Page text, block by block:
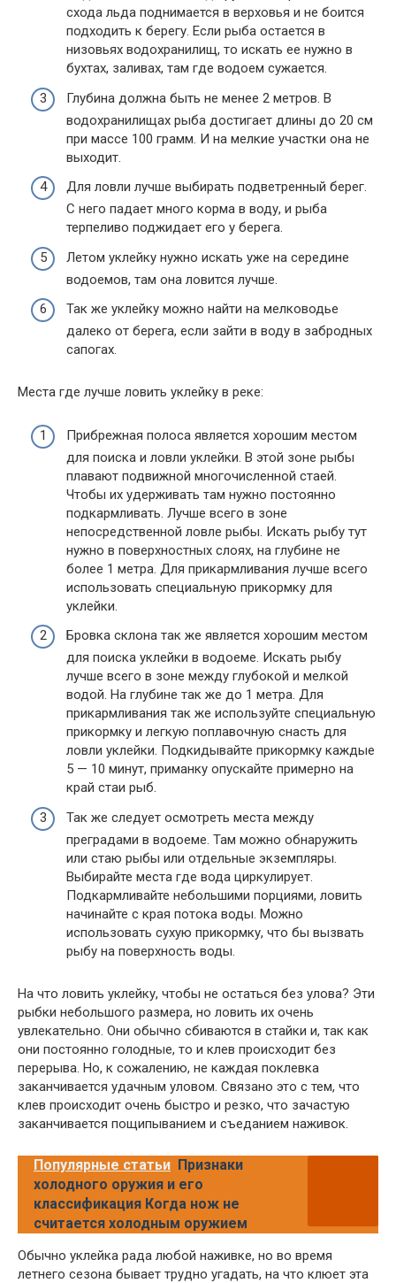
схода льда поднимается в верховья и не боится
подходить к берегу. Если рыба остается в
низовьях водохранилищ, то искать ее нужно в
бухтах, заливах, там где водоем сужается.
Глубина должна быть не менее 2 метров. В
водохранилищах рыба достигает длины до 20 см
при массе 100 грамм. И на мелкие участки она не
выходит.
Для ловли лучше выбирать подветренный берег.
С него падает много корма в воду, и рыба
терпеливо поджидает его у берега.
Летом уклейку нужно искать уже на середине
водоемов, там она ловится лучше.
Так же уклейку можно найти на мелководье
далеко от берега, если зайти в воду в забродных
сапогах.
Места где лучше ловить уклейку в реке:
Прибрежная полоса является хорошим местом
для поиска и ловли уклейки. В этой зоне рыбы
плавают подвижной многочисленной стаей.
Чтобы их удерживать там нужно постоянно
подкармливать. Лучше всего в зоне
непосредственной ловле рыбы. Искать рыбу тут
нужно в поверхностных слоях, на глубине не
более 1 метра. Для прикармливания лучше всего
использовать специальную прикормку для
уклейки.
Бровка склона так же является хорошим местом
для поиска уклейки в водоеме. Искать рыбу
лучше всего в зоне между глубокой и мелкой
водой. На глубине так же до 1 метра. Для
прикармливания так же используйте специальную
прикормку и легкую поплавочную снасть для
ловли уклейки. Подкидывайте прикормку каждые
5 — 10 минут, приманку опускайте примерно на
край стаи рыб.
Так же следует осмотреть места между
преградами в водоеме. Там можно обнаружить
или стаю рыбы или отдельные экземпляры.
Выбирайте места где вода циркулирует.
Подкармливайте небольшими порциями, ловить
начинайте с края потока воды. Можно
использовать сухую прикормку, что бы вызвать
рыбу на поверхность воды.
На что ловить уклейку, чтобы не остаться без улова? Эти
рыбки небольшого размера, но ловить их очень
увлекательно. Они обычно сбиваются в стайки и, так как
они постоянно голодные, то и клев происходит без
перерыва. Но, к сожалению, не каждая поклевка
заканчивается удачным уловом. Связано это с тем, что
клев происходит очень быстро и резко, что зачастую
заканчивается пощипыванием и съеданием наживок.
Популярные статьи Признаки
холодного оружия и его
классификация Когда нож не
считается холодным оружием
Обычно уклейка рада любой наживке, но во время
летнего сезона бывает трудно угадать, на что клюет эта